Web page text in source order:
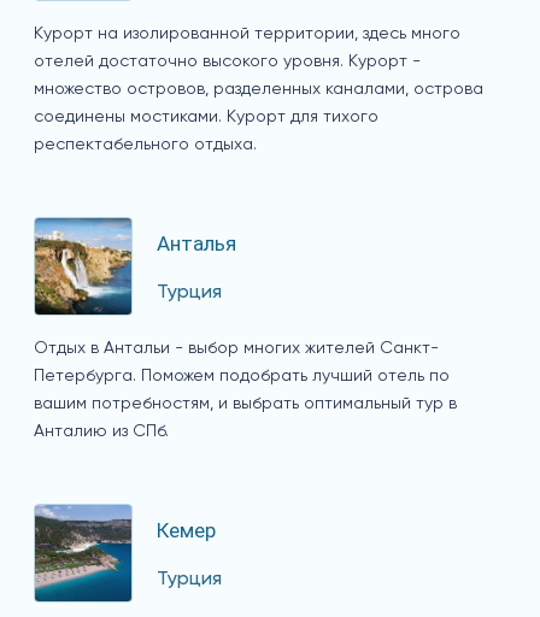
Курорт на изолированной территории, здесь много
отелей достаточно высокого уровня. Курорт -
множество островов, разделенных каналами, острова
соединены мостиками. Курорт для тихого
респектабельного отдыха.
Анталья
Турция
Отдых в Антальи - выбор многих жителей Санкт-
Петербурга. Поможем подобрать лучший отель по
вашим потребностям, и выбрать оптимальный тур в
Анталию из СПб.
Кемер
Турция